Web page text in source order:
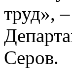
труд»,
Серов.